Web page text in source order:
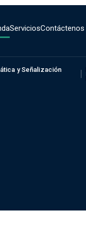
ServiciosContáctenos
y Señalización